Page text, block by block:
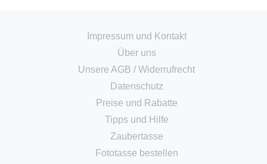
Impressum und Kontakt
Über uns
Unsere AGB /Widerrufrecht
Datenschutz
Preise und Rabatte
Tipps und Hilfe
Zaubertasse
Fototasse bestellen